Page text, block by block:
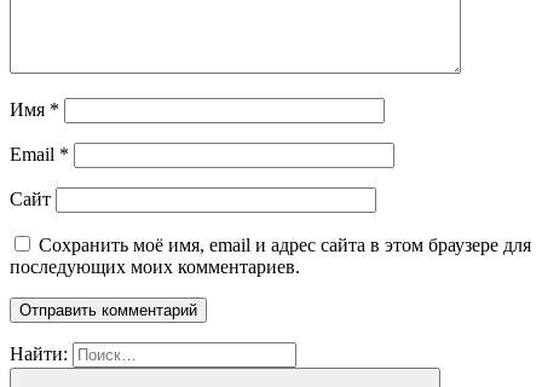
Имя *
Email *
Сайт
Сохранить моё имя, email и адрес сайта в этом браузере для
последующих моих комментариев.
Найти: